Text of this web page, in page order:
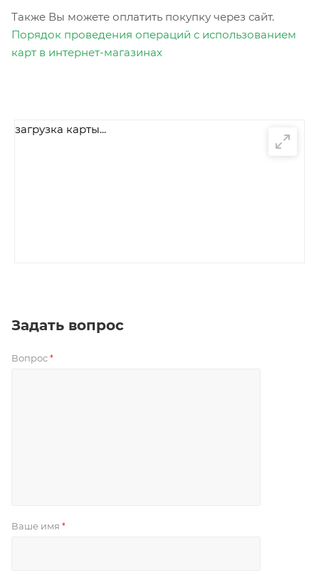
Также Вы можете оплатить покупку через сайт.
Порядок проведения операций с использованием
карт в интернет-магазинах
загрузка карты...
Задать вопрос
Вопрос *
Ваше имя *